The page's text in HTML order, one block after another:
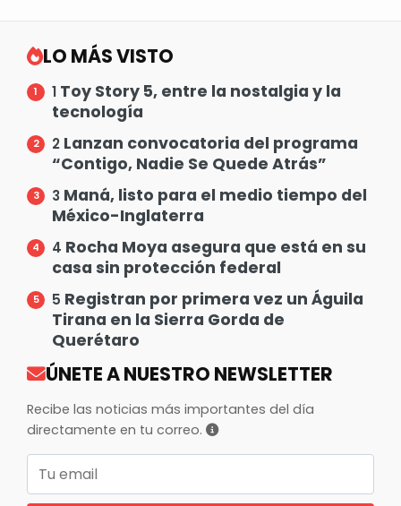
LO MÁS VISTO
1 Toy Story 5, entre la nostalgia y la
tecnología
2 Lanzan convocatoria del programa
“Contigo, Nadie Se Quede Atrás”
3 Maná, listo para el medio tiempo del
México-Inglaterra
4 Rocha Moya asegura que está en su
casa sin protección federal
5 Registran por primera vez un Águila
Tirana en la Sierra Gorda de
Querétaro
ÚNETE A NUESTRO NEWSLETTER
Recibe las noticias más importantes del día
directamente en tu correo.
Correo electrónico